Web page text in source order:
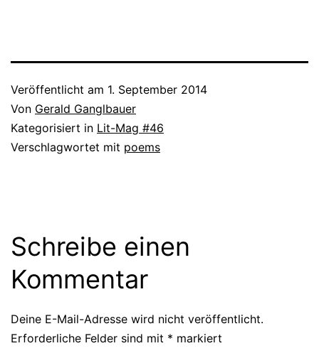
Veröffentlicht am 1. September 2014
Von Gerald Ganglbauer
Kategorisiert in Lit-Mag #46
Verschlagwortet mit poems
Schreibe einen
Kommentar
Deine E-Mail-Adresse wird nicht veröffentlicht.
Erforderliche Felder sind mit * markiert